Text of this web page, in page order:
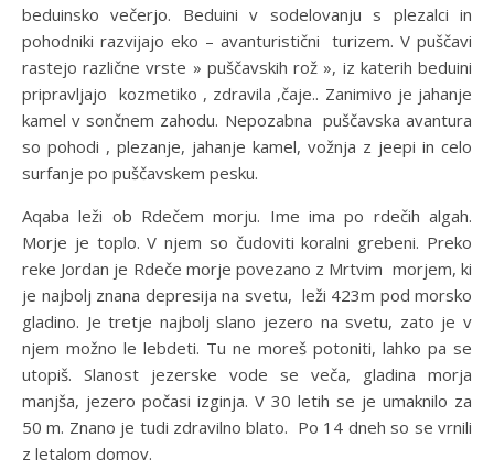
beduinsko večerjo. Beduini v sodelovanju s plezalci in
pohodniki razvijajo eko – avanturistični turizem. V puščavi
rastejo različne vrste » puščavskih rož », iz katerih beduini
pripravljajo kozmetiko , zdravila ,čaje.. Zanimivo je jahanje
kamel v sončnem zahodu. Nepozabna puščavska avantura
so pohodi , plezanje, jahanje kamel, vožnja z jeepi in celo
surfanje po puščavskem pesku.
Aqaba leži ob Rdečem morju. Ime ima po rdečih algah.
Morje je toplo. V njem so čudoviti koralni grebeni. Preko
reke Jordan je Rdeče morje povezano z Mrtvim morjem, ki
je najbolj znana depresija na svetu, leži 423m pod morsko
gladino. Je tretje najbolj slano jezero na svetu, zato je v
njem možno le lebdeti. Tu ne moreš potoniti, lahko pa se
utopiš. Slanost jezerske vode se veča, gladina morja
manjša, jezero počasi izginja. V 30 letih se je umaknilo za
50 m. Znano je tudi zdravilno blato. Po 14 dneh so se vrnili
z letalom domov.